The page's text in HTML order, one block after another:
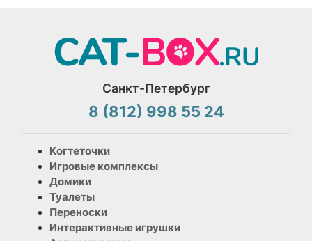
Санкт-Петербург
8 (812) 998 55 24
Когтеточки
Игровые комплексы
Домики
Туалеты
Переноски
Интерактивные игрушки